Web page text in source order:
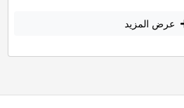
عرض المزيد